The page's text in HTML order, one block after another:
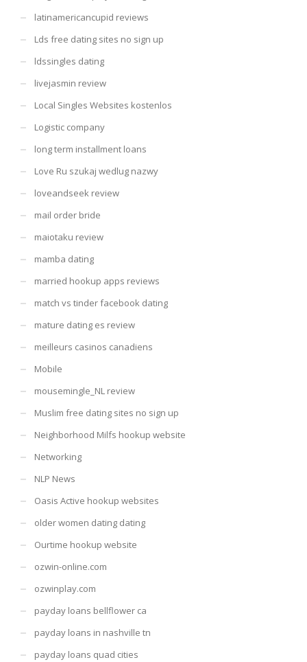
latinamericancupid reviews
Lds free dating sites no sign up
ldssingles dating
livejasmin review
Local Singles Websites kostenlos
Logistic company
long term installment loans
Love Ru szukaj wedlug nazwy
loveandseek review
mail order bride
maiotaku review
mamba dating
married hookup apps reviews
match vs tinder facebook dating
mature dating es review
meilleurs casinos canadiens
Mobile
mousemingle_NL review
Muslim free dating sites no sign up
Neighborhood Milfs hookup website
Networking
NLP News
Oasis Active hookup websites
older women dating dating
Ourtime hookup website
ozwin-online.com
ozwinplay.com
payday loans bellflower ca
payday loans in nashville tn
payday loans quad cities